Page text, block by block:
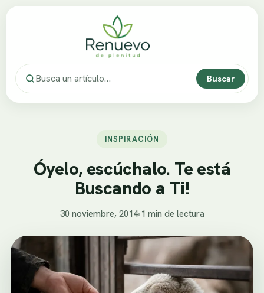
Buscar
INSPIRACIÓN
Óyelo, escúchalo. Te está
Buscando a Ti!
30 noviembre, 2014•1 min de lectura